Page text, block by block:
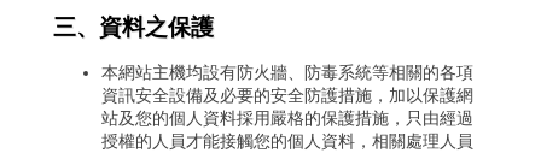
三、資料之保護
本網站主機均設有防火牆、防毒系統等相關的各項
資訊安全設備及必要的安全防護措施，加以保護網
站及您的個人資料採用嚴格的保護措施，只由經過
授權的人員才能接觸您的個人資料，相關處理人員